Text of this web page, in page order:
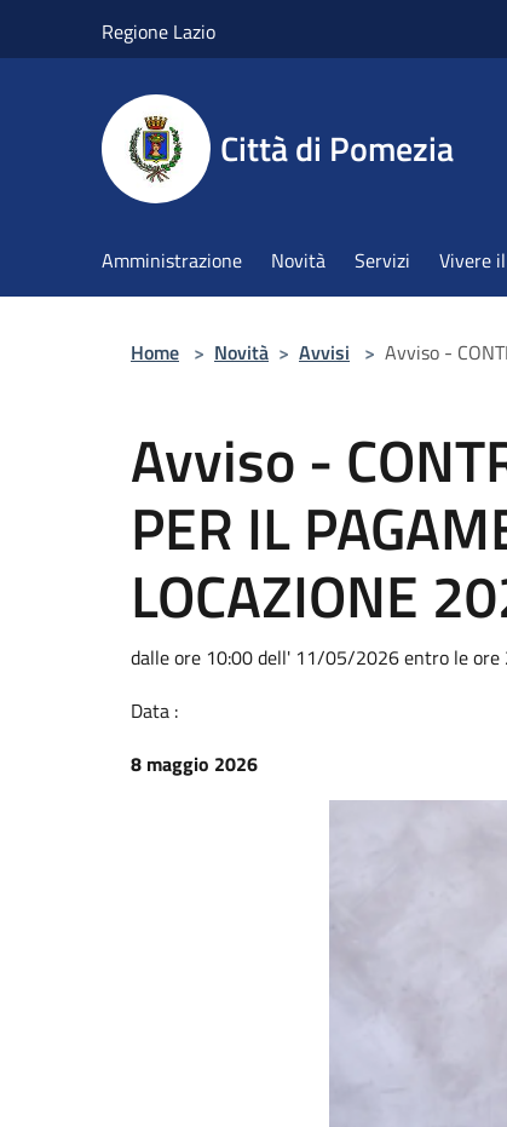
Regione Lazio
Città di Pomezia
Amministrazione Novità Servizi Vivere
Home > Novità > Avvisi > Avviso -
Avviso -
PER IL
LOCAZIONE
dalle ore 10:00 dell' 11/05/2026 entro le
Data :
8 maggio 2026